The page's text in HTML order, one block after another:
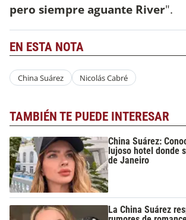
pero siempre aguante River".
EN ESTA NOTA
China Suárez Nicolás Cabré
TAMBIÉN TE PUEDE INTERESAR
China Suárez:
lujoso hotel donde
de Janeiro
La China Suárez